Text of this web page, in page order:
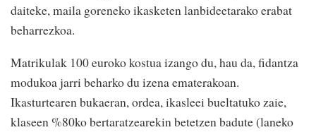
daiteke, maila goreneko ikasketen lanbideetarako erabat
beharrezkoa.
Matrikulak 100 euroko kostua izango du, hau da, fidantza
modukoa jarri beharko du izena ematerakoan.
Ikasturtearen bukaeran, ordea, ikasleei bueltatuko zaie,
klaseen %80ko bertaratzearekin betetzen badute (laneko